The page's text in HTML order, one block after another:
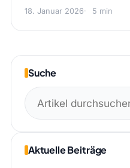
18. Januar 2026 5 min
Suche
Suchen
nach:
Aktuelle Beiträge